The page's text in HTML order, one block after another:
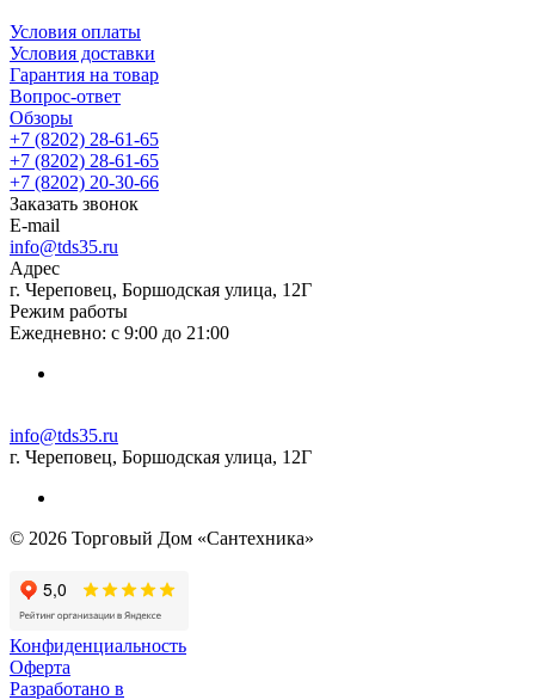
Условия оплаты
Условия доставки
Гарантия на товар
Вопрос-ответ
Обзоры
+7 (8202) 28‑61-65
+7 (8202) 28‑61-65
+7 (8202) 20‑30-66
Заказать звонок
E-mail
info@tds35.ru
Адрес
г. Череповец, Боршодская улица, 12Г
Режим работы
Ежедневно: с 9:00 до 21:00
info@tds35.ru
г. Череповец, Боршодская улица, 12Г
© 2026 Торговый Дом «Сантехника»
Конфиденциальность
Оферта
Разработано в